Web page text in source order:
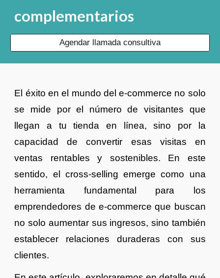
complementarios
Agendar llamada consultiva
El éxito en el mundo del e-commerce no solo
se mide por el número de visitantes que
llegan a tu tienda en línea, sino por la
capacidad de convertir esas visitas en
ventas rentables y sostenibles. En este
sentido, el cross-selling emerge como una
herramienta fundamental para los
emprendedores de e-commerce que buscan
no solo aumentar sus ingresos, sino también
establecer relaciones duraderas con sus
clientes.